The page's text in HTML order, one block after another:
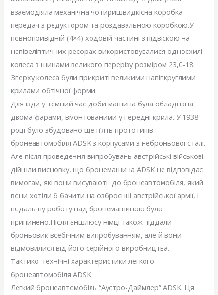
взаємодіяла механічна чотиришвидкісна коробка
передач з редуктором та роздавальною коробкою.У
повнопривідній (4×4) ходовій частині з підвіскою на
напівеліптичних ресорах використовувалися односхилі
колеса з шинами великого перерізу розміром 23,0-18.
Зверху колеса були прикриті великими напівкруглими
крилами обтічної форми.
Для їзди у темний час доби машина була обладнана
двома фарами, вмонтованими у передні крила. У 1938
році було збудовано ще п’ять прототипів
бронеавтомобіля ADSK з корпусами з неброньової сталі.
Але після проведення випробувань австрійські військові
дійшли висновку, що бронемашина ADSK не відповідає
вимогам, які вони висувають до бронеавтомобіля, який
вони хотіли б бачити на озброєнні австрійської армії, і
подальшу роботу над бронемашиною було
припинено.Після аншлюсу німці також піддали
броньовик всебічним випробуванням, але й вони
відмовилися від його серійного виробництва.
Тактико-технічні характеристики легкого
бронеавтомобіля ADSK
Легкий бронеавтомобіль “Аустро-Даймлер” ADSK. Ця